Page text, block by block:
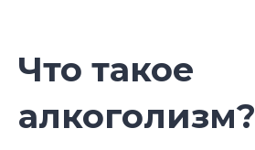
Что такое
алкоголизм?